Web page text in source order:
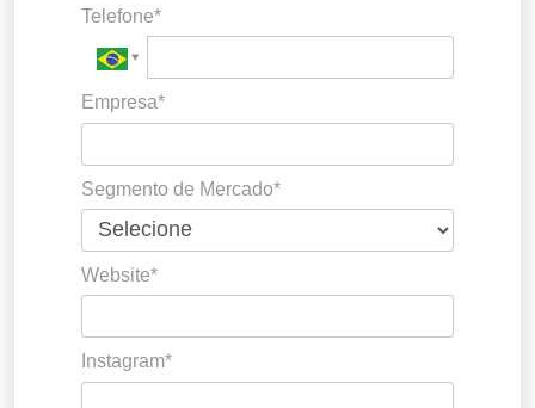
Telefone*
Empresa*
Segmento de Mercado*
Website*
Instagram*